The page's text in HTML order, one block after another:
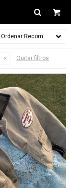
Recomendados
Quitar filtros